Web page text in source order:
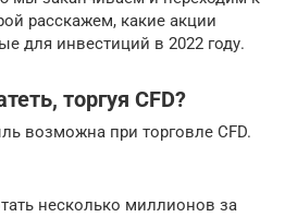
расскажем, какие акции
для инвестиций в 2022 году.
торгуя CFD?
возможна при торговле CFD.
несколько миллионов за